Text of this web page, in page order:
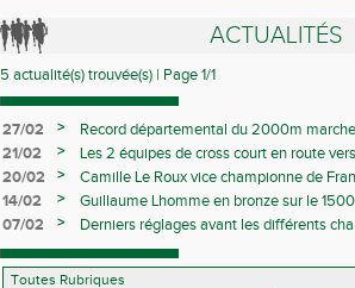
ACTUALITÉS
5 actualité(s) trouvée(s) | Page 1/1
27/02 >
Record départemental du 2000m
21/02
>
Les 2 équipes de cross court en route
20/02
>
Camille Le Roux vice championne de
14/02
>
Guillaume Lhomme en bronze sur le
07/02
> Derniers réglages avant les différents